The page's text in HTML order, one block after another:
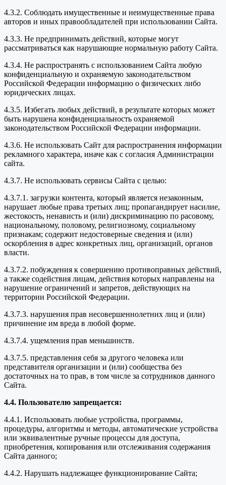
4.3.2. Соблюдать имущественные и неимущественные права
авторов и иных правообладателей при использовании Сайта.
4.3.3. Не предпринимать действий, которые могут
рассматриваться как нарушающие нормальную работу Сайта.
4.3.4. Не распространять с использованием Сайта любую
конфиденциальную и охраняемую законодательством
Российской Федерации информацию о физических либо
юридических лицах.
4.3.5. Избегать любых действий, в результате которых может
быть нарушена конфиденциальность охраняемой
законодательством Российской Федерации информации.
4.3.6. Не использовать Сайт для распространения информации
рекламного характера, иначе как с согласия Администрации
сайта.
4.3.7. Не использовать сервисы Сайта с целью:
4.3.7.1. загрузки контента, который является незаконным,
нарушает любые права третьих лиц; пропагандирует насилие,
жестокость, ненависть и (или) дискриминацию по расовому,
национальному, половому, религиозному, социальному
признакам; содержит недостоверные сведения и (или)
оскорбления в адрес конкретных лиц, организаций, органов
власти.
4.3.7.2. побуждения к совершению противоправных действий,
а также содействия лицам, действия которых направлены на
нарушение ограничений и запретов, действующих на
территории Российской Федерации.
4.3.7.3. нарушения прав несовершеннолетних лиц и (или)
причинение им вреда в любой форме.
4.3.7.4. ущемления прав меньшинств.
4.3.7.5. представления себя за другого человека или
представителя организации и (или) сообщества без
достаточных на то прав, в том числе за сотрудников данного
Сайта.
4.4. Пользователю запрещается:
4.4.1. Использовать любые устройства, программы,
процедуры, алгоритмы и методы, автоматические устройства
или эквивалентные ручные процессы для доступа,
приобретения, копирования или отслеживания содержания
Сайта данного;
4.4.2. Нарушать надлежащее функционирование Сайта;